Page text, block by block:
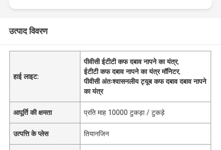
उत्पाद विवरण
हाई लाइट:
पीवीसी ईटीटी कफ दबाव नापने का यंत्र,
ईटीटी कफ दबाव नापने का यंत्र मॉनिटर,
पीवीसी अंतःश्वासनलीय ट्यूब कफ दबाव दबाव नापने
का यंत्र
आपूर्ति की क्षमता प्रति माह 10000 टुकड़ा / टुकड़े
उत्पत्ति के प्लेस तियानजिन